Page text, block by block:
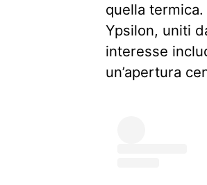
quella
Ypsilon, uniti
interesse
un’apertura